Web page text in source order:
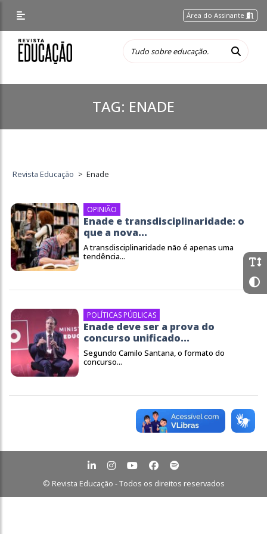
Área do Assinante
TAG: ENADE
Revista Educação > Enade
OPINIÃO
Enade e transdisciplinaridade: o
que a nova...
A transdisciplinaridade não é apenas uma
tendência...
POLÍTICAS PÚBLICAS
Enade deve ser a prova do
concurso unificado...
Segundo Camilo Santana, o formato do
concurso...
© Revista Educação - Todos os direitos reservados